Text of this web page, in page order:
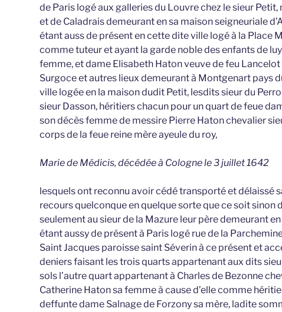
de Paris logé aux galleries du Louvre chez le sieur
et de Caladrais demeurant en sa maison seigneuriale
étant auss de présent en cette dite ville logé à la Place
comme tuteur et ayant la garde noble des enfants de
femme, et dame Elisabeth Haton veuve de feu
Surgoce et autres lieux demeurant à Montgenart pays
ville logée en la maison dudit Petit, lesdits sieur du
sieur Dasson, héritiers chacun pour un quart de feue
son décès femme de messire Pierre Haton chevalier
corps de la feue reine mère ayeule du roy,
Marie de Médicis, décédée à Cologne le 3 juillet 1642
lesquels ont reconnu avoir cédé transporté et délaissé
recours quelconque en quelque sorte que ce soit
seulement au sieur de la Mazure leur père demeurant
étant aussy de présent à Paris logé rue de la
Saint Jacques paroisse saint Séverin à ce présent et
deniers faisant les trois quarts appartenant aux dits
sols l’autre quart appartenant à Charles de Bezonne
Catherine Haton sa femme à cause d’elle comme
deffunte dame Salnage de Forzony sa mère, ladite